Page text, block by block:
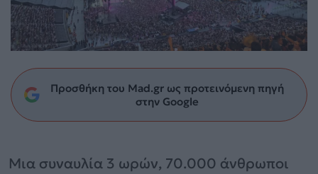
Προσθήκη του Mad.gr ως προτεινόμενη πηγή
στην Google
Μια συναυλία 3 ωρών, 70.000 άνθρωποι